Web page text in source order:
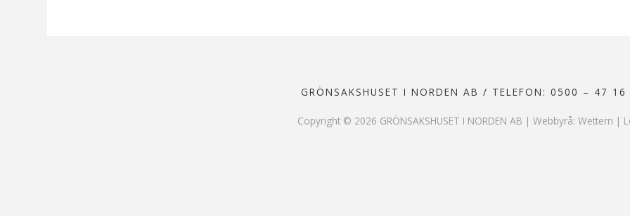
GRÖNSAKSHUSET I NORDEN AB / TELEFON: 0500 – 47 16
Copyright © 2026 GRÖNSAKSHUSET I NORDEN AB | Webbyrå: Wettern |